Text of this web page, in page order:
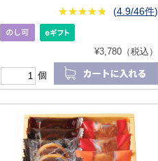
★★★★★
★★★★★ (4.9/46件)
¥3,780（税込）
個